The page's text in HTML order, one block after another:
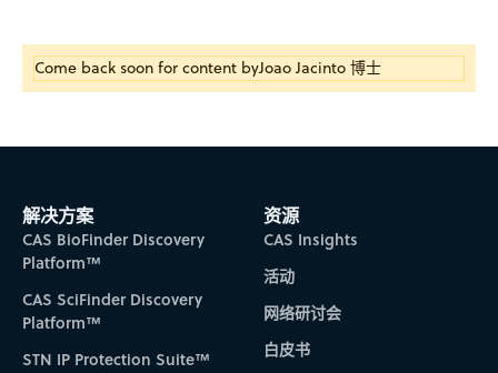
Come back soon for content byJoao Jacinto 博士
解决方案
CAS BioFinder Discovery
Platform™
CAS SciFinder Discovery
Platform™
STN IP Protection Suite™
资源
CAS Insights
活动
网络研讨会
白皮书